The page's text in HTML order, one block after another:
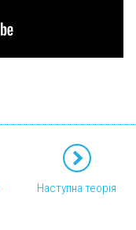
Наступна теорія